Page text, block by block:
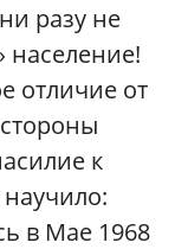
разу не
население!
отличие от
к
в Мае 1968